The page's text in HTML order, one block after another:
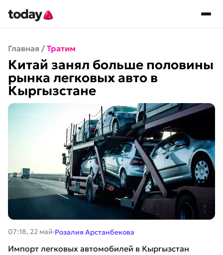
Главная / Тратим
Китай занял больше половины
рынка легковых авто в
Кыргызстане
07:18, 22 май·Розалия Арстанбекова
Импорт легковых автомобилей в Кыргызстан